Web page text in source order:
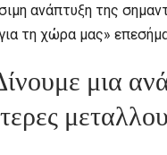
ανάπτυξη της
τη χώρα μας»
μια